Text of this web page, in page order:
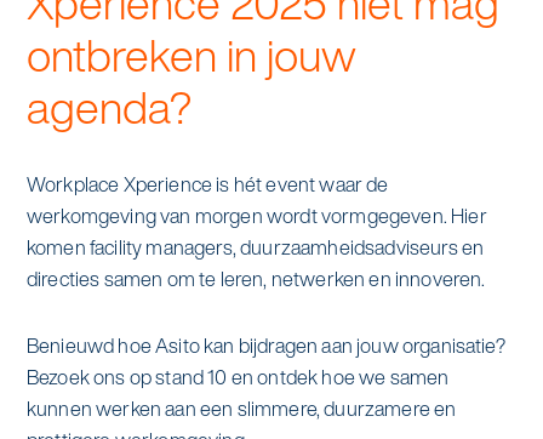
ontbreken in jouw
agenda?
Workplace Xperience is hét event waar de
werkomgeving van morgen wordt vormgegeven. Hier
komen facility managers, duurzaamheidsadviseurs en
directies samen om te leren, netwerken en innoveren.
Benieuwd hoe Asito kan bijdragen aan jouw organisatie?
Bezoek ons op stand 10 en ontdek hoe we samen
kunnen werken aan een slimmere, duurzamere en